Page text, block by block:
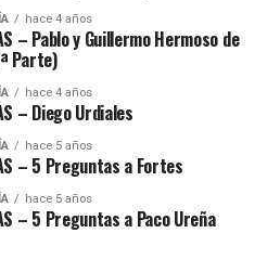
hace 4 años
– Pablo y Guillermo Hermoso de
Parte)
hace 4 años
– Diego Urdiales
hace 5 años
– 5 Preguntas a Fortes
hace 5 años
– 5 Preguntas a Paco Ureña